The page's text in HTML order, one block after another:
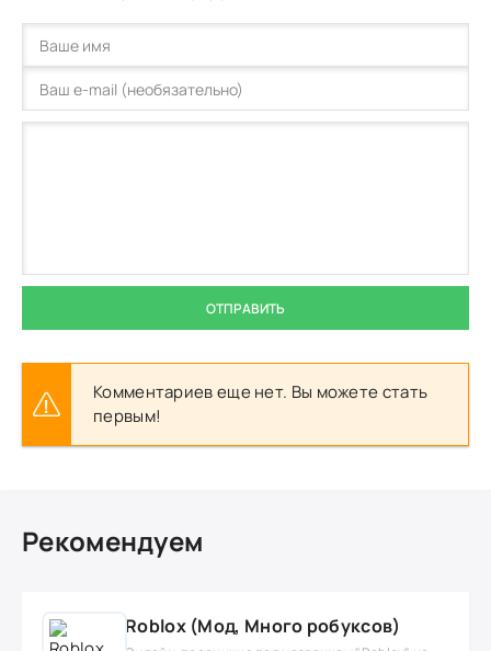
ОТПРАВИТЬ
Комментариев еще нет. Вы можете стать
первым!
Рекомендуем
Roblox (Мод, Много робуксов)